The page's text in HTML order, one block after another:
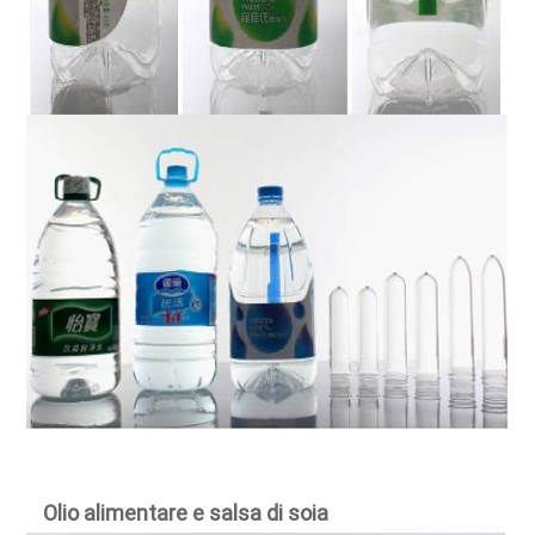
Olioalimentare e salsa di soia